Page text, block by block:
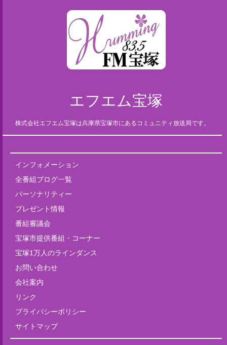
エフエム宝塚
株式会社エフエム宝塚は兵庫県宝塚市にあるコミュニティ放送局です。
インフォメーション
全番組ブログ一覧
パーソナリティー
プレゼント情報
番組審議会
宝塚市提供番組・コーナー
宝塚1万人のラインダンス
お問い合わせ
会社案内
リンク
プライバシーポリシー
サイトマップ